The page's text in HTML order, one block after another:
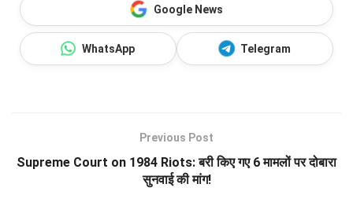
Google News
WhatsApp Telegram
Previous Post
Supreme Court on 1984 Riots: बरी किए गए 6 मामलों पर दोबारा
सुनवाई की मांग!